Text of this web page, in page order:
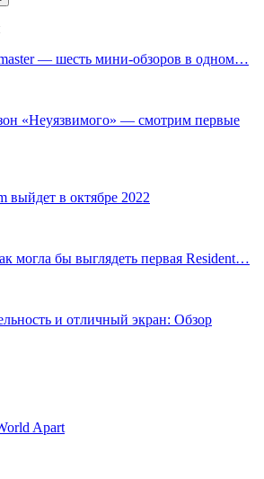
— шесть мини-обзоров в одном…
«Неуязвимого» — смотрим первые
выйдет в октябре 2022
могла бы выглядеть первая Resident…
и отличный экран: Обзор
Apart